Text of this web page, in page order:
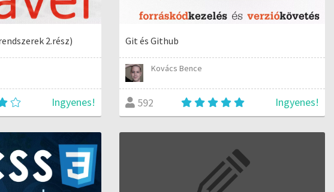
2.rész)
Ingyenes!
Git és Github
Kovács Bence
592 Ingyenes!